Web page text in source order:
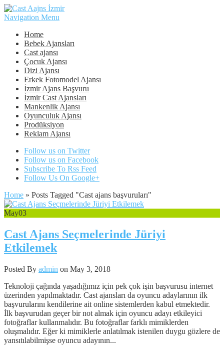
Navigation Menu
Home
Bebek Ajansları
Cast ajansı
Çocuk Ajansı
Dizi Ajansı
Erkek Fotomodel Ajansı
İzmir Ajans Başvuru
İzmir Cast Ajansları
Mankenlik Ajansı
Oyunculuk Ajansı
Prodüksiyon
Reklam Ajansı
Follow us on Twitter
Follow us on Facebook
Subscribe To Rss Feed
Follow Us On Google+
Home » Posts Tagged "Cast ajans başvuruları"
May03
Cast Ajans Seçmelerinde Jüriyi
Etkilemek
Posted By admin on May 3, 2018
Teknoloji çağında yaşadığımız için pek çok işin başvurusu internet
üzerinden yapılmaktadır. Cast ajansları da oyuncu adaylarının ilk
başvurularını kendilerine ait online sistemlerden kabul etmektedir.
İlk başvurudan geçer bir not almak için oyuncu adayı etkileyici
fotoğraflar kullanmalıdır. Bu fotoğraflar farklı mimiklerden
oluşmalıdır. Eğer ki mimiklerle anlatılmak istenilen duygu gözlere de
yansıtılabilmişse oyuncu adayının...